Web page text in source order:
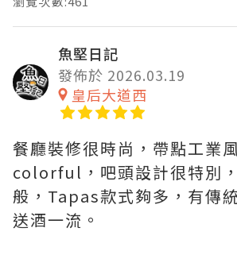
魚堅日記
發佈於 2026.03.19
皇后大道西
餐廳裝修很時尚，帶點工業
colorful，吧頭設計很特別
般，Tapas款式夠多，有傳
送酒一流。